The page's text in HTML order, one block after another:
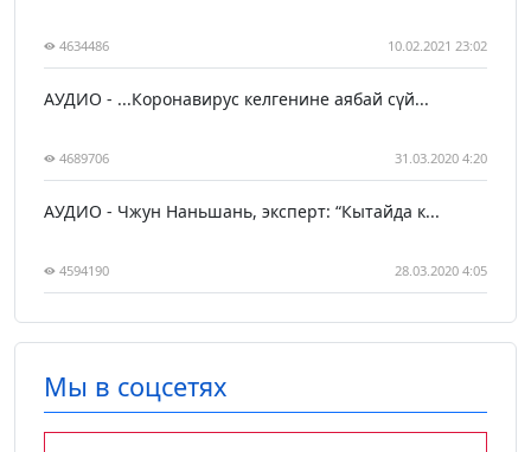
4634486 10.02.2021 23:02
АУДИО - ...Коронавирус келгенине аябай сүй...
4689706 31.03.2020 4:20
АУДИО - Чжун Наньшань, эксперт: “Кытайда к...
4594190 28.03.2020 4:05
Мы в соцсетях